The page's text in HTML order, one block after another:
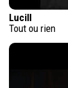
Lucill
Tout ou rien